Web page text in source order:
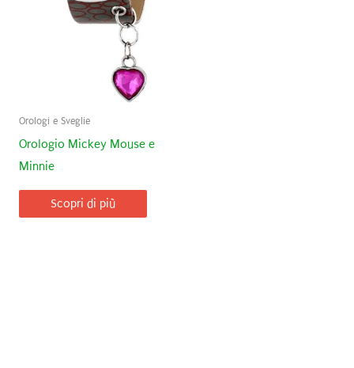
Orologi e Sveglie
Orologio Mickey Mouse e
Minnie
Scopri di più